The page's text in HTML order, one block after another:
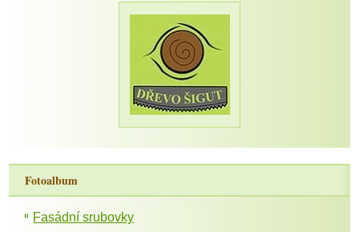
Fotoalbum
Fasádní srubovky